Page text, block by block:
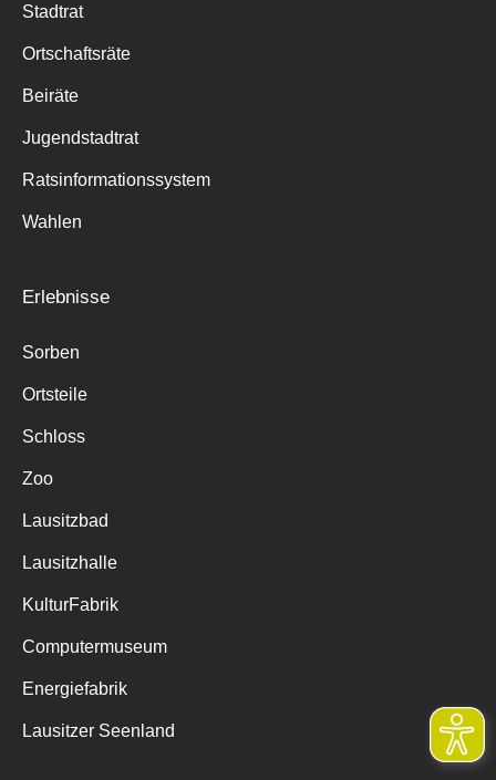
Stadtrat
Ortschaftsräte
Beiräte
Jugendstadtrat
Ratsinformationssystem
Wahlen
Erlebnisse
Sorben
Ortsteile
Schloss
Zoo
Lausitzbad
Lausitzhalle
KulturFabrik
Computermuseum
Energiefabrik
Lausitzer Seenland